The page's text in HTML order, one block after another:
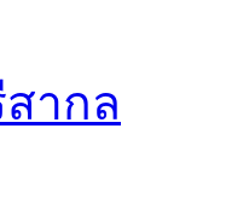
ากล